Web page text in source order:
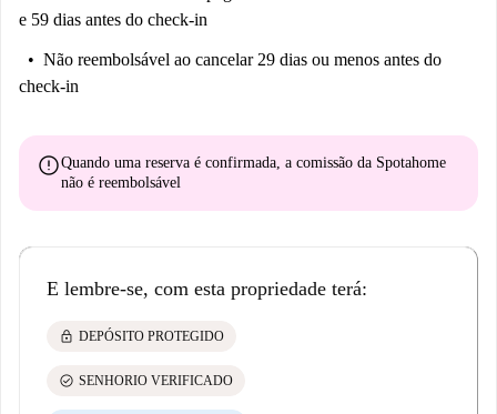
e 59 dias antes do check-in
Não reembolsável ao cancelar 29 dias ou menos antes do
check-in
errorQuando uma reserva é confirmada, a comissão da Spotahome
não é reembolsável
E lembre-se, com esta propriedade terá:
lock DEPÓSITO PROTEGIDO
check_circle SENHORIO VERIFICADO